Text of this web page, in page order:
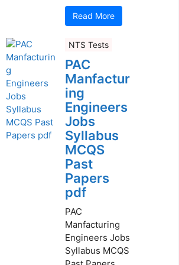
Read More
NTS Tests
PAC
Manfactur
ing
Engineers
Jobs
Syllabus
MCQS
Past
Papers
pdf
PAC
Manfacturing
Engineers Jobs
Syllabus MCQS